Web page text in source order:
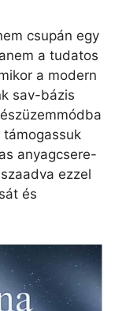
csupán egy
a tudatos
a modern
sav-bázis
támogassuk
anyagcsere-
ezzel
és